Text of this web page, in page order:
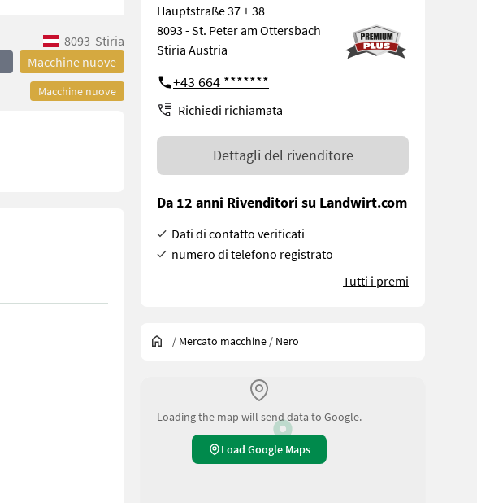
8093 Stiria
Macchine nuove
Macchine nuove
Hauptstraße 37 + 38
8093 - St. Peter am Ottersbach
Stiria Austria
+43 664 *******
Richiedi richiamata
Dettagli del rivenditore
Da 12 anni Rivenditori su Landwirt.com
Dati di contatto verificati
numero di telefono registrato
Tutti i premi
/ Mercato macchine / Nero
Loading the map will send data to Google.
Load Google Maps